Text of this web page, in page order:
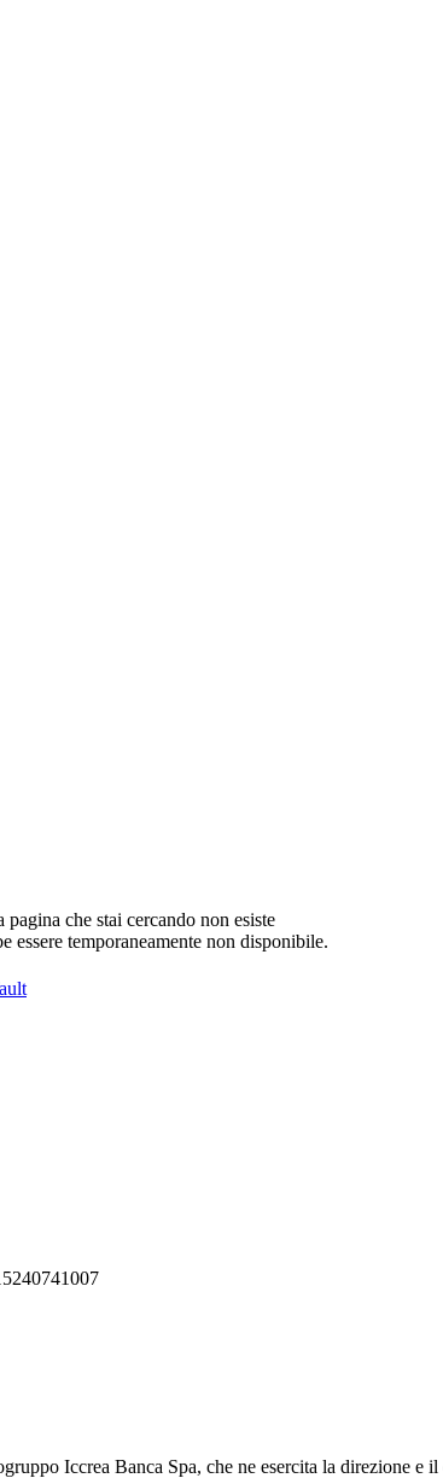
pagina che stai cercando non esiste
essere temporaneamente non disponibile.
Iccrea Banca Spa, che ne esercita la direzione e